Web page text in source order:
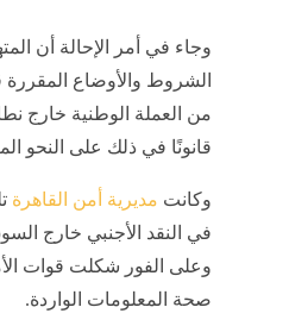
وجاء في أمر الإحالة أن
الشروط والأوضاع المقررة
من العملة الوطنية خارج
قانونًا في ذلك على النحو
وكانت مديرية أمن القاهرة
في النقد الأجنبي خارج
وعلى الفور شكلت قوات
صحة المعلومات الواردة.